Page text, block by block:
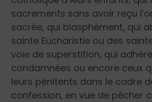
sacrements sans avoir reçu
sacrée, qui blasphèment, qui
sainte Eucharistie ou des
voie de superstition, qui
condamnées ou encore ceux
leurs pénitents dans le cadre
confession, en vue de pécher